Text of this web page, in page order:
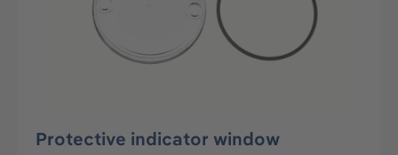
Protective indicator window